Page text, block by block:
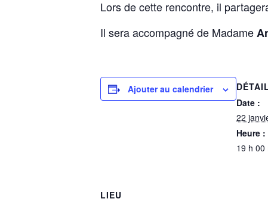
Lors de cette rencontre, il
Il sera accompagné de Madame
Ajouter au calendrier
Date :
22
Heure :
19 h 00
LIEU